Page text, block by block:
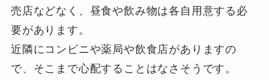
売店などなく、昼食や飲み物は各自用意する必
要があります。
近隣にコンビニや薬局や飲食店がありますの
で、そこまで心配することはなさそうです。